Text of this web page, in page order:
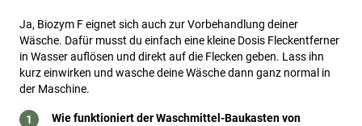
Ja, Biozym F eignet sich auch zur Vorbehandlung deiner
Wäsche. Dafür musst du einfach eine kleine Dosis Fleckentferner
in Wasser auflösen und direkt auf die Flecken geben. Lass ihn
kurz einwirken und wasche deine Wäsche dann ganz normal in
der Maschine.
Wie funktioniert der Waschmittel-Baukasten von